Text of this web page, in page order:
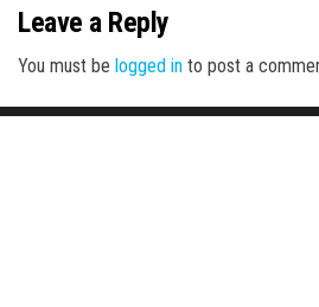
Leave a Reply
You must be logged in to post a